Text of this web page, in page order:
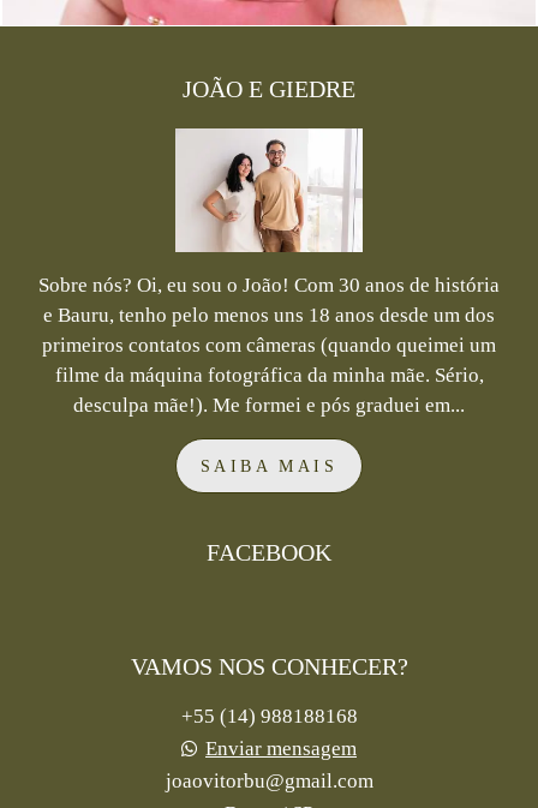
JOÃO E GIEDRE
Sobre nós? Oi, eu sou o João! Com 30 anos de história
e Bauru, tenho pelo menos uns 18 anos desde um dos
primeiros contatos com câmeras (quando queimei um
filme da máquina fotográfica da minha mãe. Sério,
desculpa mãe!). Me formei e pós graduei em...
SAIBA MAIS
FACEBOOK
VAMOS NOS CONHECER?
+55 (14) 988188168
Enviar mensagem
joaovitorbu@gmail.com